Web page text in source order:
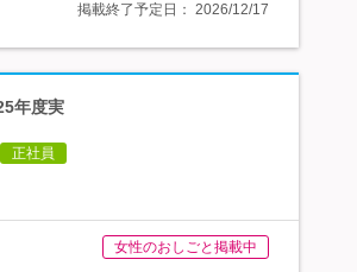
掲載終了予定日： 2026/12/17
年度実
正社員
女性のおしごと掲載中